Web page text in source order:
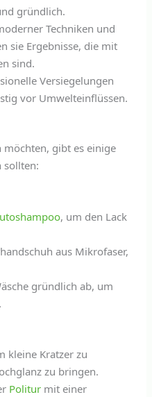
gründlich.
Techniken und
sie Ergebnisse, die mit
sind.
Versiegelungen
vor Umwelteinflüssen.
möchten, gibt es einige
sollten:
, um den Lack
aus Mikrofaser,
gründlich ab, um
kleine Kratzer zu
zu bringen.
Politur mit einer